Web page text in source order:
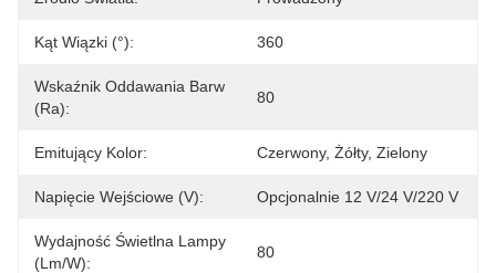
Kąt Wiązki (°): 360
Wskaźnik Oddawania Barw
(Ra):
80
Emitujący Kolor: Czerwony, Żółty, Zielony
Napięcie Wejściowe (V): Opcjonalnie 12 V/24 V/220 V
Wydajność Świetlna Lampy
(lm/w):
80